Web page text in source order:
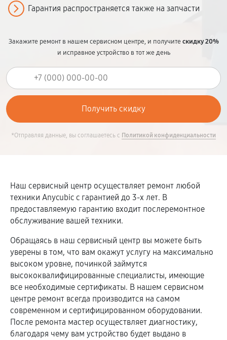
Гарантия распространяется также на запчасти
Закажите ремонт в нашем сервисном центре, и получитескидку 20%
и исправное устройство в тот же день
*Отправляя данные, вы соглашаетесь с Политикой конфиденциальности
Наш сервисный центр осуществляет ремонт любой
техники Anycubic c гарантией до 3-х лет. В
предоставляемую гарантию входит послеремонтное
обслуживание вашей техники.
Обращаясь в наш сервисный центр вы можете быть
уверены в том, что вам окажут услугу на максимально
высоком уровне, починкой займутся
высококвалифицированные специалисты, имеющие
все необходимые сертификаты. В нашем сервисном
центре ремонт всегда производится на самом
современном и сертифицированном оборудовании.
После ремонта мастер осуществляет диагностику,
благодаря чему вам устройство будет выдано в